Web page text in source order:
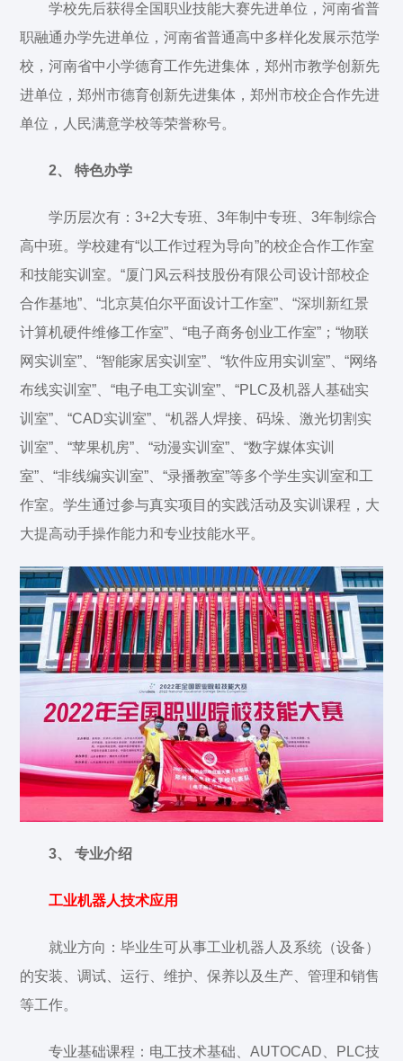
学校先后获得全国职业技能大赛先进单位，河南省普
职融通办学先进单位，河南省普通高中多样化发展示范学
校，河南省中小学德育工作先进集体，郑州市教学创新先
进单位，郑州市德育创新先进集体，郑州市校企合作先进
单位，人民满意学校等荣誉称号。
2、 特色办学
学历层次有：3+2大专班、3年制中专班、3年制综合
高中班。学校建有“以工作过程为导向”的校企合作工作室
和技能实训室。“厦门风云科技股份有限公司设计部校企
合作基地”、“北京莫伯尔平面设计工作室”、“深圳新红景
计算机硬件维修工作室”、“电子商务创业工作室”；“物联
网实训室”、“智能家居实训室”、“软件应用实训室”、“网络
布线实训室”、“电子电工实训室”、“PLC及机器人基础实
训室”、“CAD实训室”、“机器人焊接、码垛、激光切割实
训室”、“苹果机房”、“动漫实训室”、“数字媒体实训
室”、“非线编实训室”、“录播教室”等多个学生实训室和工
作室。学生通过参与真实项目的实践活动及实训课程，大
大提高动手操作能力和专业技能水平。
3、 专业介绍
工业机器人技术应用
就业方向：毕业生可从事工业机器人及系统（设备）
的安装、调试、运行、维护、保养以及生产、管理和销售
等工作。
专业基础课程：电工技术基础、AUTOCAD、PLC技